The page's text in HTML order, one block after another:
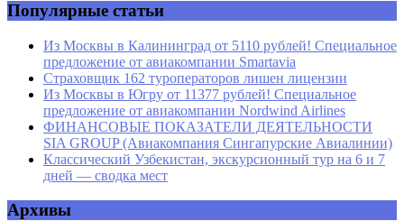
Популярные статьи
Из Москвы в Калининград от 5110 рублей! Специальное
предложение от авиакомпании Smartavia
Страховщик 162 туроператоров лишен лицензии
Из Москвы в Югру от 11377 рублей! Специальное
предложение от авиакомпании Nordwind Airlines
ФИНАНСОВЫЕ ПОКАЗАТЕЛИ ДЕЯТЕЛЬНОСТИ
SIA GROUP (Авиакомпания Сингапурские Авиалинии)
Классический Узбекистан, экскурсионный тур на 6 и 7
дней — сводка мест
Архивы